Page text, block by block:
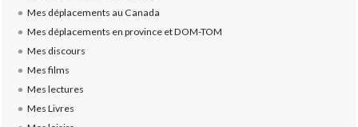
Mes déplacements au Canada
Mes déplacements en province et DOM-TOM
Mes discours
Mes films
Mes lectures
Mes Livres